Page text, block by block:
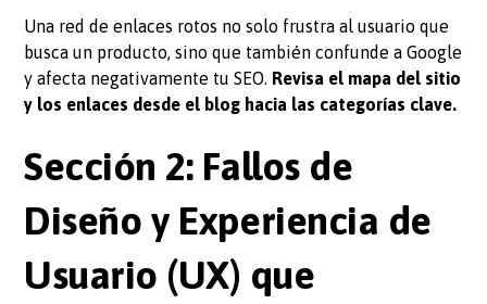
Una red de enlaces rotos no solo frustra al usuario que
busca un producto, sino que también confunde a Google
y afecta negativamente tu SEO. Revisa el mapa del sitio
y los enlaces desde el blog hacia las categorías clave.
Sección 2: Fallos de
Diseño y Experiencia de
Usuario (UX) que